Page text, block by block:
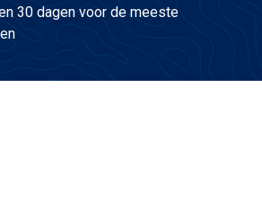
30 dagen voor de meeste